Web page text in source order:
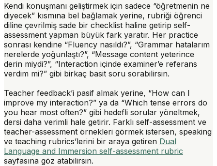
Kendi konuşmanı geliştirmek için sadece “öğretmenin ne
diyecek” kısmına bel bağlamak yerine, rubriği öğrenci
diline çevrilmiş sade bir checklist haline getirip self-
assessment yapman büyük fark yaratır. Her practice
sonrası kendine “Fluency nasıldı?”, “Grammar hatalarım
nerelerde yoğunlaştı?”, “Message content yeterince
derin miydi?”, “Interaction içinde examiner’e referans
verdim mi?” gibi birkaç basit soru sorabilirsin.
Teacher feedback’i pasif almak yerine, “How can I
improve my interaction?” ya da “Which tense errors do
you hear most often?” gibi hedefli sorular yöneltmek,
dersi daha verimli hale getirir. Farklı self-assessment ve
teacher-assessment örnekleri görmek istersen, speaking
ve teaching rubrics’lerini bir araya getiren Dual
Language and Immersion self-assessment rubric
sayfasına göz atabilirsin.